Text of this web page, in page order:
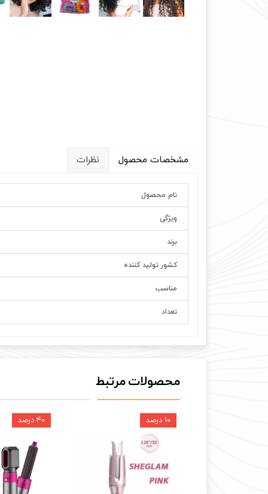
مشخصات محصول نظرات
نام محصول
ویژگی
برند
کشور تولید کننده
مناسب
تعداد
محصولات مرتبط
۴۰ درصد ۱۰ درصد